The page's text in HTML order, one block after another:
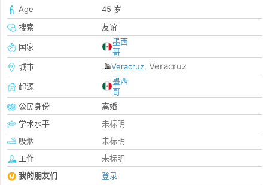
Age
45 岁
搜索
友谊
国家
墨西
哥
城市
Veracruz, Veracruz
起源
墨西
哥
公民身份
离婚
学术水平
未标明
吸烟
未标明
工作
未标明
我的朋友们
登录